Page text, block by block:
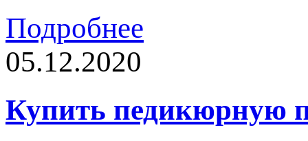
Подробнее
05.12.2020
Купить педикюрную